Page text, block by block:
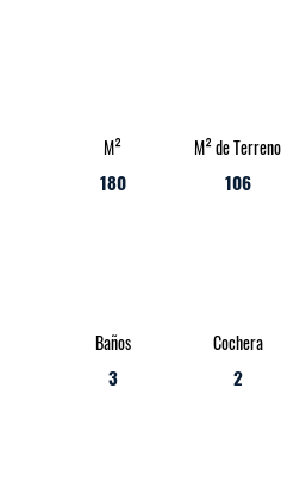
M²
180
Baños
3
M² de Terreno
106
Cochera
2